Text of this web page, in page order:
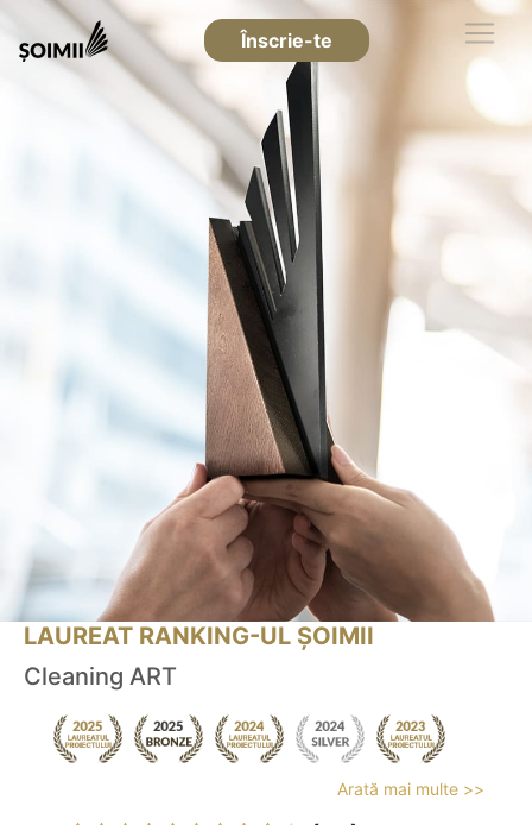
Înscrie-te
LAUREAT RANKING-UL ȘOIMII
Cleaning ART
Arată mai multe >>